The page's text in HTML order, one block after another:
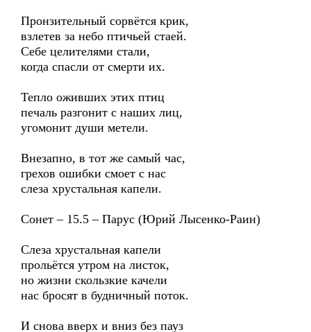
Пронзительный сорвётся крик,
взлетев за небо птичьей стаей.
Себе целителями стали,
когда спасли от смерти их.
Тепло оживших этих птиц
печаль разгонит с наших лиц,
угомонит души метели.
Внезапно, в тот же самый час,
грехов ошибки смоет с нас
слеза хрустальная капели.
Сонет – 15.5 – Парус (Юрий Лысенко-Раин)
Слеза хрустальная капели
прольётся утром на листок,
но жизни скользкие качели
нас бросят в будничный поток.
И снова вверх и вниз без пауз